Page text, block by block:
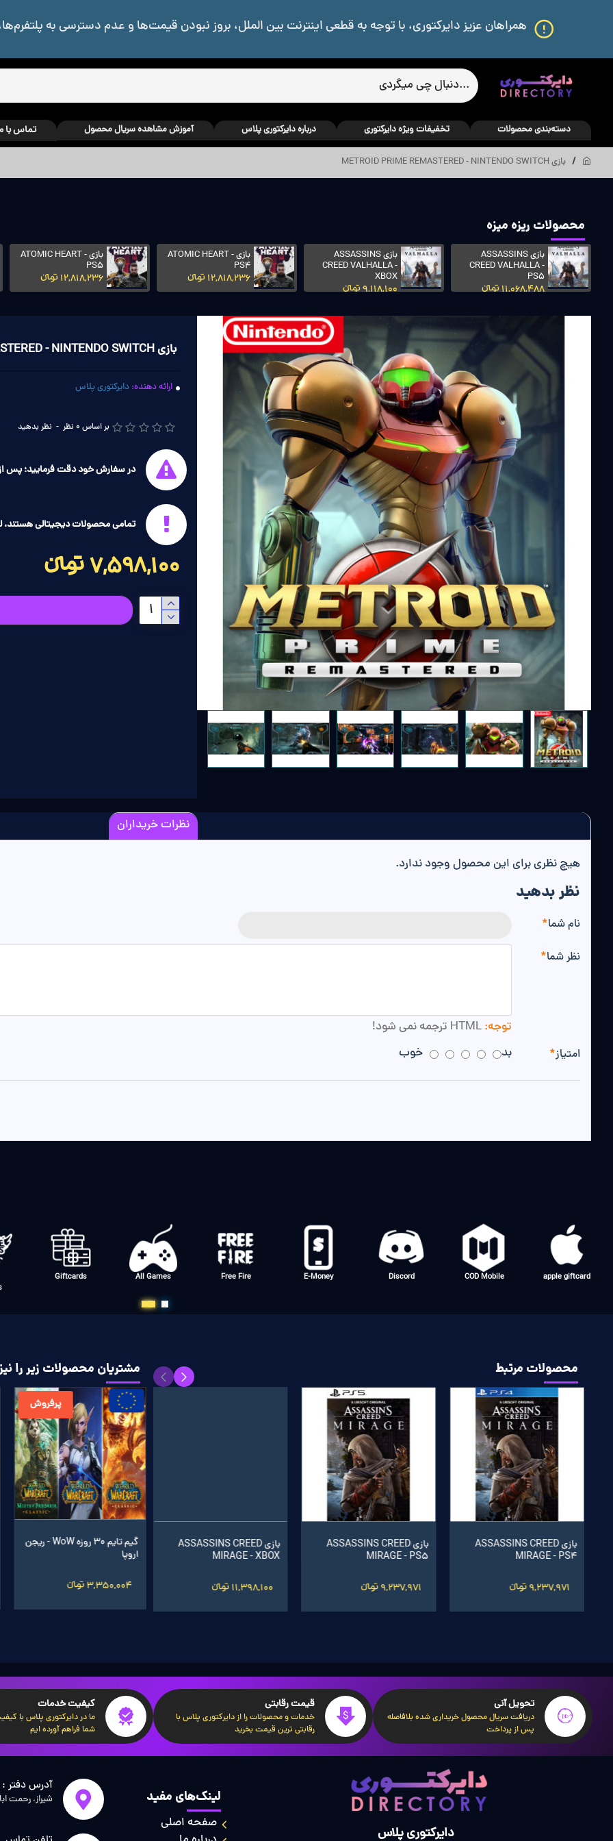
همراهان عزیز دایرکتوری، با توجه به قطعی اینترنت بین الملل، بروز نبودن قیمت‌ها و عدم دسترسی به
دسته‌بندی محصولات تخفیفات ویژه دایرکتوری درباره دایرکتوری پلاس آموزش مشاهده سریال محصول تماس با
بازی METROID PRIME REMASTERED - NINTENDO SWITCH
محصولات ریزه میزه
بازی ASSASSINS
CREED VALHALLA -
PS5
11,068,488 تومانءءء
بازی ASSASSINS
CREED VALHALLA -
XBOX
9,118,100 تومانءءء
بازی ATOMIC HEART -
PS4
12,818,236 تومانءءء
بازی ATOMIC HEART -
PS5
12,818,236 تومانءءء
بازی METROID PRIME REMASTERED - NINTENDO SWITCH
ارائه دهنده: دایرکتوری پلاس
بر اساس 0 نظر - نظر بدهید
7,598,100 تومانءءء
در سفارش خود دقت فرمایید؛ پس
تمامی محصولات دیجیتالی
نظرات خریداران
هیچ نظری برای این محصول وجود ندارد.
نظر بدهید
نام شما
نظر شما
توجه:
امتیاز بد خوب
Giftcards
Mobile
Spotify
PlayStation
Netflix
Apple Music
Steam
محصولات مرتبط
بازی ASSASSINS CREED
MIRAGE - PS4
9,237,971 تومانءءء
بازی ASSASSINS CREED
MIRAGE - PS5
9,237,971 تومانءءء
بازی ASSASSINS CREED
MIRAGE - XBOX
11,398,100 تومانءءء
مشتریان محصولات زیر را
پرفروش
اشتراک 60 روزه World of
Warcraft سرور اروپا
5,350,001 تومانءءء
پرفروش
بازی World of Warcraft®:
Midnight ریجن اروپا
8,200,001 تومانءءء
اشتراک گیرآپ بوستر 1 ماهه
پرفروش
گیم تایم 30 روزه WoW - ریجن
اروپا
3,350,004 تومانءءء
تحویل آنی
دریافت سریال محصول خریداری شده بلافاصله
پس از پرداخت
قیمت رقابتی
خدمات و محصولات را از دایرکتوری پلاس با
رقابتی ترین قیمت بخرید
کیفیت خدمات
ما در دایرکتوری پلاس با
شما فراهم آورده ایم
دایرکتوری پلاس
لینک‌های مفید
صفحه اصلی
آدرس دفتر :
شیراز، رحمت